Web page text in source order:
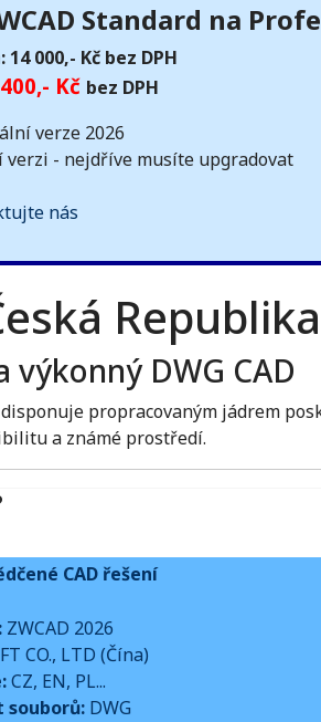
Standard na
000,- Kč bez DPH
Kč bez DPH
verze 2026
- nejdříve musíte upgradovat
nás
Republika
výkonný DWG CAD
disponuje propracovaným jádrem
a známé prostředí.
CAD řešení
ZWCAD 2026
CO., LTD (Čína)
CZ, EN, PL...
DWG